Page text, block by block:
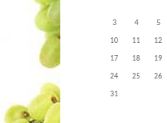
3
4 5
10
11 12
17
18 19
24
25 26
31